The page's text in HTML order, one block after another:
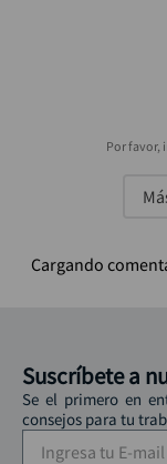
Cargando
Suscríbete a
Se el primero en
consejos para tu